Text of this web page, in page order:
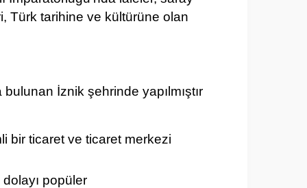
Türk tarihine ve kültürüne olan
İznik şehrinde yapılmıştır
bir ticaret ve ticaret merkezi
popüler